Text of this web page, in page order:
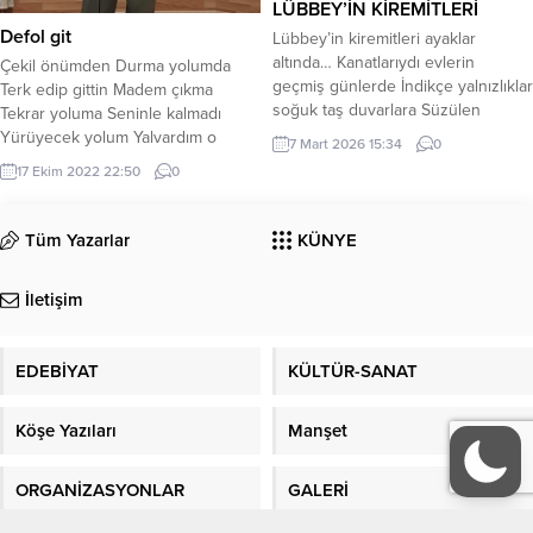
18 yaşın üzerinde olan ve
şartname...
Defol git
Çekil önümden Durma yolumda
Terk edip gittin Madem çıkma
Tekrar yoluma Seninle kalmadı
Yürüyecek yolum Yalvardım o
kadar Gitme ne olur Dinlemedin
beni Varlığın ısdırap Tarifsiz acı
Ciğerlerime kan oturdu Git
başımdan git Kime istersen git
ki adımı anma Sadece...
17 Ekim 2022 22:50 0
LÜBBEY’İN KİREMİTLERİ
Lübbey’in kiremitleri ayaklar
altında… Kanatlarıydı evlerin
geçmiş günlerde İndikçe yalnızlıklar
soğuk taş duvarlara Süzülen
gözyaşları bıraktıkça izlerini ruhlara
Kırıldıkça hayaller ufuklarda
duruşuyla ne sırlar saklamıştı gök
kubbeden Boşluğun limanı metruk
kırık dökük Tıpkı ben...
7 Mart 2026 15:34 0
Tüm Yazarlar KÜNYE
İletişim
EDEBİYAT KÜLTÜR-SANAT
Köşe Yazıları Manşet
ORGANİZASYONLAR GALERİ